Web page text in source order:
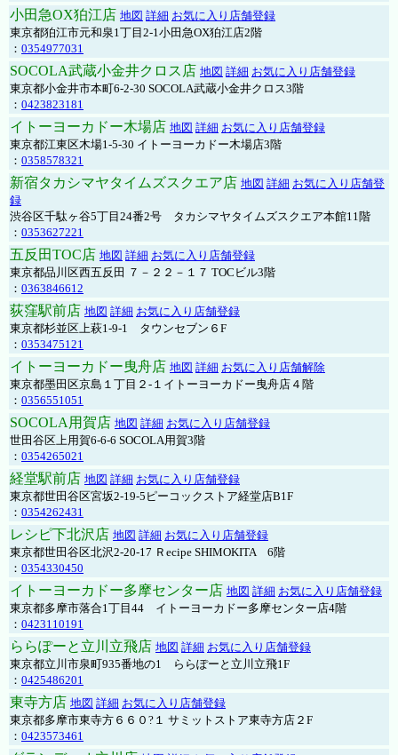
小田急OX狛江店 地図 詳細 お気に入り店舗登録
東京都狛江市元和泉1丁目2-1小田急OX狛江店2階
： 0354977031
SOCOLA武蔵小金井クロス店 地図 詳細 お気に入り店舗登録
東京都小金井市本町6-2-30 SOCOLA武蔵小金井クロス3階
： 0423823181
イトーヨーカドー木場店 地図 詳細 お気に入り店舗登録
東京都江東区木場1-5-30 イトーヨーカドー木場店3階
： 0358578321
新宿タカシマヤタイムズスクエア店 地図 詳細 お気に入り店舗登
録
渋谷区千駄ヶ谷5丁目24番2号 タカシマヤタイムズスクエア本館11階
： 0353627221
五反田TOC店 地図 詳細 お気に入り店舗登録
東京都品川区西五反田 ７－２２－１７ TOCビル3階
： 0363846612
荻窪駅前店 地図 詳細 お気に入り店舗登録
東京都杉並区上萩1-9-1 タウンセブン６F
： 0353475121
イトーヨーカドー曳舟店 地図 詳細 お気に入り店舗解除
東京都墨田区京島１丁目２-１イトーヨーカドー曳舟店４階
： 0356551051
SOCOLA用賀店 地図 詳細 お気に入り店舗登録
世田谷区上用賀6-6-6 SOCOLA用賀3階
： 0354265021
経堂駅前店 地図 詳細 お気に入り店舗登録
東京都世田谷区宮坂2-19-5ピーコックストア経堂店B1F
： 0354262431
レシピ下北沢店 地図 詳細 お気に入り店舗登録
東京都世田谷区北沢2-20-17 Ｒecipe SHIMOKITA 6階
： 0354330450
イトーヨーカドー多摩センター店 地図 詳細 お気に入り店舗登録
東京都多摩市落合1丁目44 イトーヨーカドー多摩センター店4階
： 0423110191
ららぽーと立川立飛店 地図 詳細 お気に入り店舗登録
東京都立川市泉町935番地の1 ららぽーと立川立飛1F
： 0425486201
東寺方店 地図 詳細 お気に入り店舗登録
東京都多摩市東寺方６６０?１ サミットストア東寺方店２F
： 0423573461